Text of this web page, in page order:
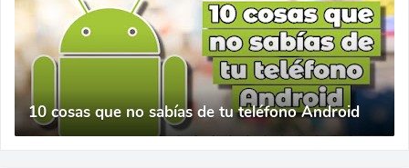
10 cosas que no sabías de tu teléfono Android